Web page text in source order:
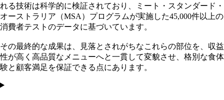
れる技術は科学的に検証されており、ミート・スタンダード・
オーストラリア（MSA）プログラムが実施した45,000件以上の
消費者テストのデータに基づいています。
その最終的な成果は、見落とされがちなこれらの部位を、収益
性が高く高品質なメニューへと一貫して変貌させ、格別な食体
験と顧客満足を保証できる点にあります。